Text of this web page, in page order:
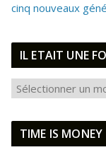
cinq nouveaux
IL ETAIT UNE
E
TIME IS MONEY